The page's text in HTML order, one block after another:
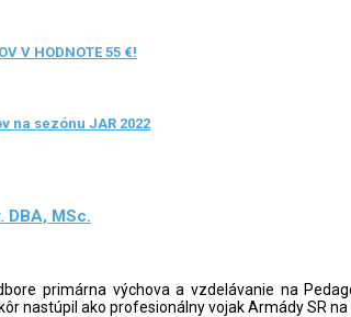
V HODNOTE 55 €!
na sezónu JAR 2022
DBA, MSc.
primárna výchova a vzdelávanie na
nastúpil ako profesionálny vojak Armády SR